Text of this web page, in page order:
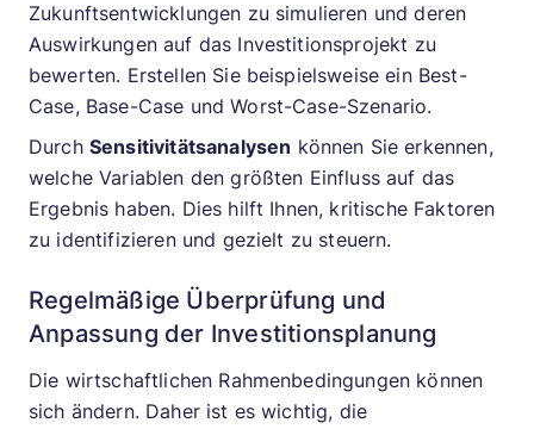
Zukunftsentwicklungen zu simulieren und deren
Auswirkungen auf das Investitionsprojekt zu
bewerten. Erstellen Sie beispielsweise ein Best-
Case, Base-Case und Worst-Case-Szenario.
Durch Sensitivitätsanalysen können Sie erkennen,
welche Variablen den größten Einfluss auf das
Ergebnis haben. Dies hilft Ihnen, kritische Faktoren
zu identifizieren und gezielt zu steuern.
Regelmäßige Überprüfung und
Anpassung der Investitionsplanung
Die wirtschaftlichen Rahmenbedingungen können
sich ändern. Daher ist es wichtig, die